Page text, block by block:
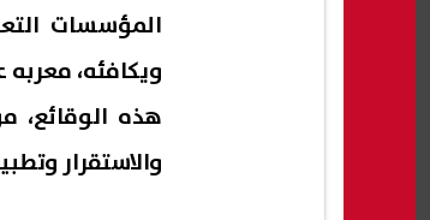
المؤسسات
ويكافئه،
هذه الوقائع،
والاستقرار